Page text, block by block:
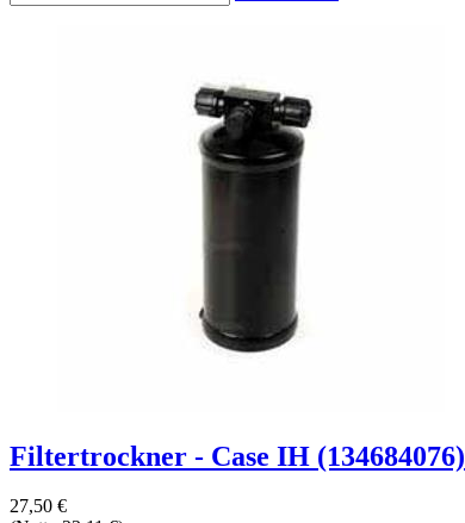
Filtertrockner - Case IH (134684076)
27,50 €